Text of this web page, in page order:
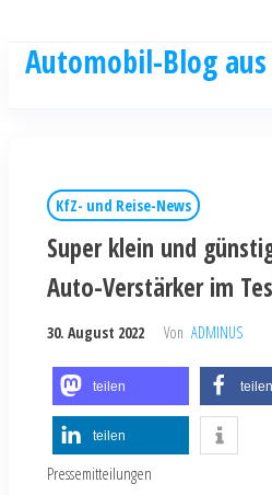
Automobil-Blog
KfZ- und Reise-News
Super klein und
Auto-Verstärker im
30. August 2022 Von ADMINUS
teilen teilen
teilen
Pressemitteilungen